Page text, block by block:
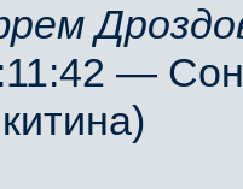
— Сон